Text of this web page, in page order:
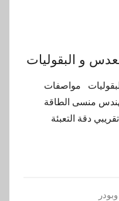
و البقوليات
مواصفات
904 ماركة المهندس منسى الطاقة